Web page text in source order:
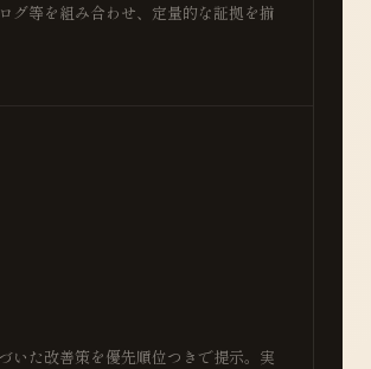
グ等を組み合わせ、定量的な証拠を揃
いた改善策を優先順位つきで提示。実